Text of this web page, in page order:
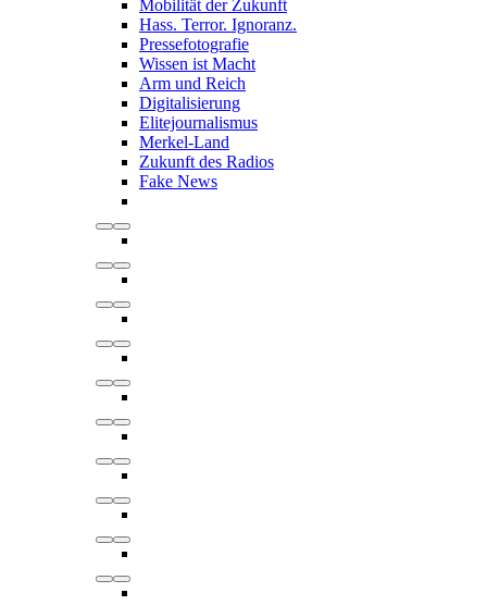
Mobilität der Zukunft
Hass. Terror. Ignoranz.
Pressefotografie
Wissen ist Macht
Arm und Reich
Digitalisierung
Elitejournalismus
Merkel-Land
Zukunft des Radios
Fake News